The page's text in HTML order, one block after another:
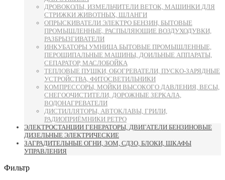
ДРОВОКОЛЫ, ИЗМЕЛЬЧИТЕЛИ ВЕТОК, МАШИНКИ ДЛЯ
СТРИЖКИ ЖИВОТНЫХ, ШЛАНГИ
ОПРЫСКИВАТЕЛИ ЭЛЕКТРО БЕНЗИН, БЫТОВЫЕ
ПРОМЫШЛЕННЫЕ, РАСПЫЛЯЮЩИЕ ВОЗДУХОДУВКИ,
РАЗБРЫЗГИВАТЕЛИ
ИНКУБАТОРЫ УМНИЦА БЫТОВЫЕ ПРОМЫШЛЕННЫЕ,
ПЕРОЩИПАЛЬНЫЕ МАШИНЫ, ДОИЛЬНЫЕ АППАРАТЫ,
СЕПАРАТОР, МАСЛОБОЙКА
ТЕПЛОВЫЕ ПУШКИ, ОБОГРЕВАТЕЛИ, ПУСКО-ЗАРЯДНЫЕ
УСТРОЙСТВА, ФИТОСВЕТИЛЬНИКИ
КОМПРЕССОРЫ, МОЙКИ ВЫСОКОГО ДАВЛЕНИЯ, ВЕСЫ,
СНЕГООЧИСТИТЕЛИ, ДОРОЖНЫЕ ЗЕРКАЛА,
ВОДОНАГРЕВАТЕЛИ
ДИСТИЛЛЯТОРЫ, АВТОКЛАВЫ, ГРИЛИ,
РАДИОПРИЁМНИКИ РЕТРО
ЭЛЕКТРОСТАНЦИИ ГЕНЕРАТОРЫ, ДВИГАТЕЛИ БЕНЗИНОВЫЕ
ДИЗЕЛЬНЫЕ ЭЛЕКТРИЧЕСКИЕ
ЗАГРАДИТЕЛЬНЫЕ ОГНИ, ЗОМ, СДЗО, БЛОКИ, ШКАФЫ
УПРАВЛЕНИЯ
Фильтр